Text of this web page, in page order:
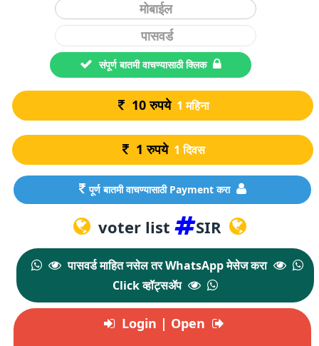
संपूर्ण बातमी वाचण्यासाठी क्लिक
10 रुपये 1 महिना
1 रुपये 1 दिवस
पूर्ण बातमी वाचण्यासाठी Payment करा
voter list SIR
पासवर्ड माहित नसेल तर WhatsApp मेसेज करा
Click व्हॉट्सॲप
Login | Open